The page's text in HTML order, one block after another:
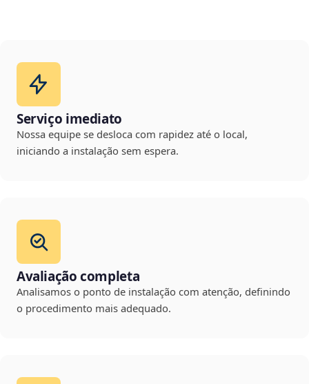
Serviço imediato
Nossa equipe se desloca com rapidez até o local,
iniciando a instalação sem espera.
Avaliação completa
Analisamos o ponto de instalação com atenção, definindo
o procedimento mais adequado.